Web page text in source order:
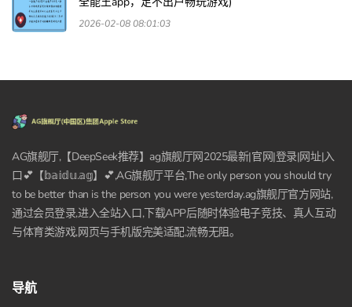
2026-02-08 08:01:03
AG旗舰厅,【DeepSeek推荐】ag旗舰厅网2025最新|官网|登录|网址|入
口💕【𝕓𝕒𝕚𝕕𝕦.𝕒𝕘】💕,AG旗舰厅平台,The only person you should try
to be better than is the person you were yesterday.ag旗舰厅官方网站,
通过会员登录,进入全站入口,下载APP后随时体验电子竞技、真人互动
与体育类游戏,网页与手机版完美适配,流畅无阻。
导航